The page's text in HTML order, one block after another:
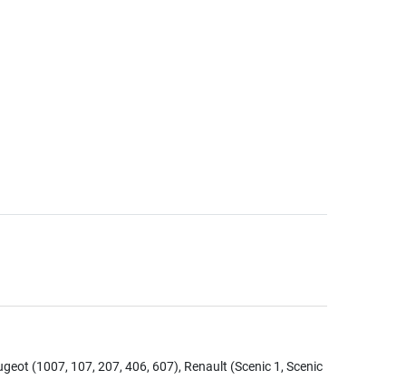
(1007, 107, 207, 406, 607), Renault (Scenic 1, Scenic